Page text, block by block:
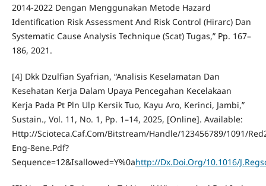
2014-2022 Dengan Menggunakan Metode Hazard
Identification Risk Assessment And Risk Control (Hirarc) Dan
Systematic Cause Analysis Technique (Scat) Tugas,” Pp. 167–
186, 2021.
[4] Dkk Dzulfian Syafrian, “Analisis Keselamatan Dan
Kesehatan Kerja Dalam Upaya Pencegahan Kecelakaan
Kerja Pada Pt Pln Ulp Kersik Tuo, Kayu Aro, Kerinci, Jambi,”
Sustain., Vol. 11, No. 1, Pp. 1–14, 2025, [Online]. Available:
Http://Scioteca.Caf.Com/Bitstream/Handle/123456789/1091/
Eng-8ene.Pdf?
Sequence=12&Isallowed=Y%0ahttp://Dx.Doi.Org/10.1016/